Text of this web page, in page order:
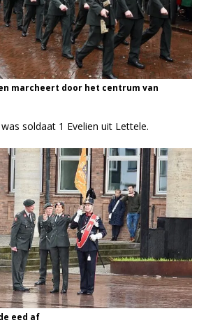
marcheert door het centrum van
soldaat 1 Evelien uit Lettele.
eed af